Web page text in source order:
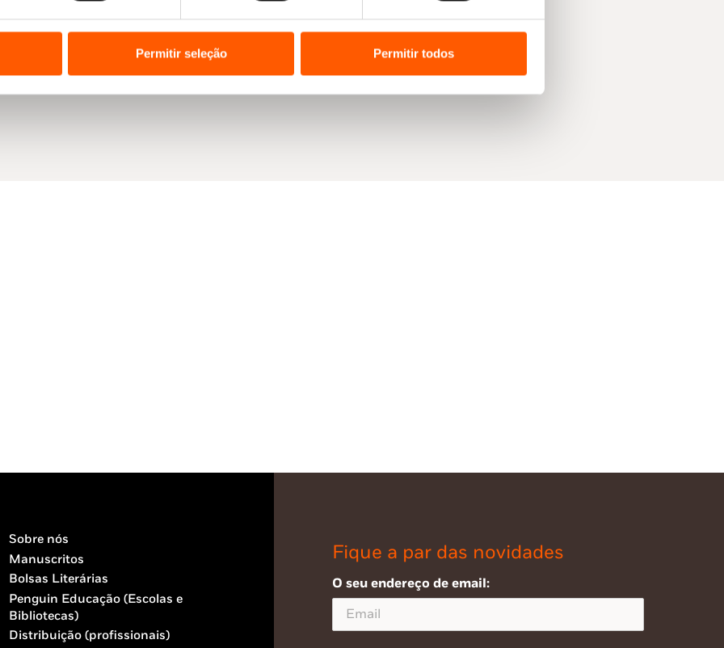
Permitir seleção Permitir todos
Sobre nós
Manuscritos
Bolsas Literárias
Penguin Educação (Escolas e
Bibliotecas)
Distribuição (profissionais)
Fique a par das novidades
O seu endereço de email: